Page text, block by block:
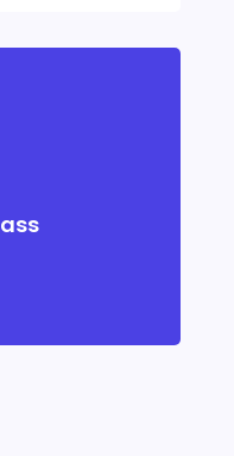
pengalaman
kunjungan ke
secara